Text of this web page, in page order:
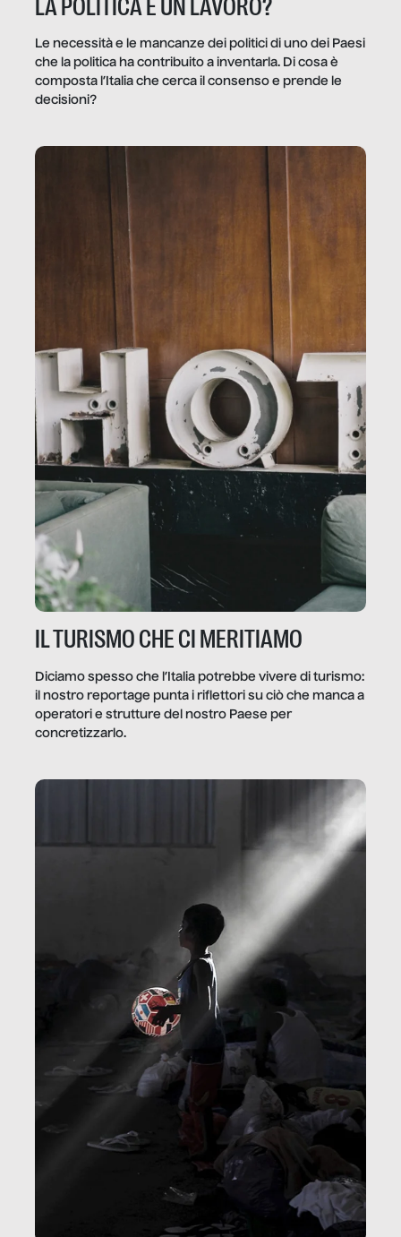
LA POLITICA È UN LAVORO?
Le necessità e le mancanze dei politici di uno dei Paesi
che la politica ha contribuito a inventarla. Di cosa è
composta l’Italia che cerca il consenso e prende le
decisioni?
IL TURISMO CHE CI MERITIAMO
Diciamo spesso che l’Italia potrebbe vivere di turismo:
il nostro reportage punta i riflettori su ciò che manca a
operatori e strutture del nostro Paese per
concretizzarlo.